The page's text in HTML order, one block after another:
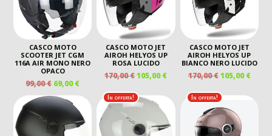
CASCO MOTO
SCOOTER JET CGM
116A AIR MONO NERO
OPACO
99,00€ IL
PREZZO
ORIGINALE
ERA:
99,00 €.
69,00€IL
PREZZO
ATTUALE
È:
69,00 €.
CASCO MOTO JET
AIROH HELYOS UP
ROSA LUCIDO
170,00€IL
ORIGINALE
ERA:
170,00 €.
105,00€IL
ATTUALE
105,00 €.
CASCO MOTO JET
AIROH HELYOS UP
BIANCO NERO LUCIDO
170,00€ IL
ORIGINALE
ERA:
170,00 €.
105,00€IL
In offerta! In offerta!